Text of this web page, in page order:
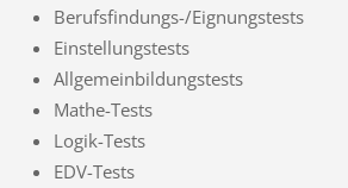
Berufsfindungs-/Eignungstests
Einstellungstests
Allgemeinbildungstests
Mathe-Tests
Logik-Tests
EDV-Tests